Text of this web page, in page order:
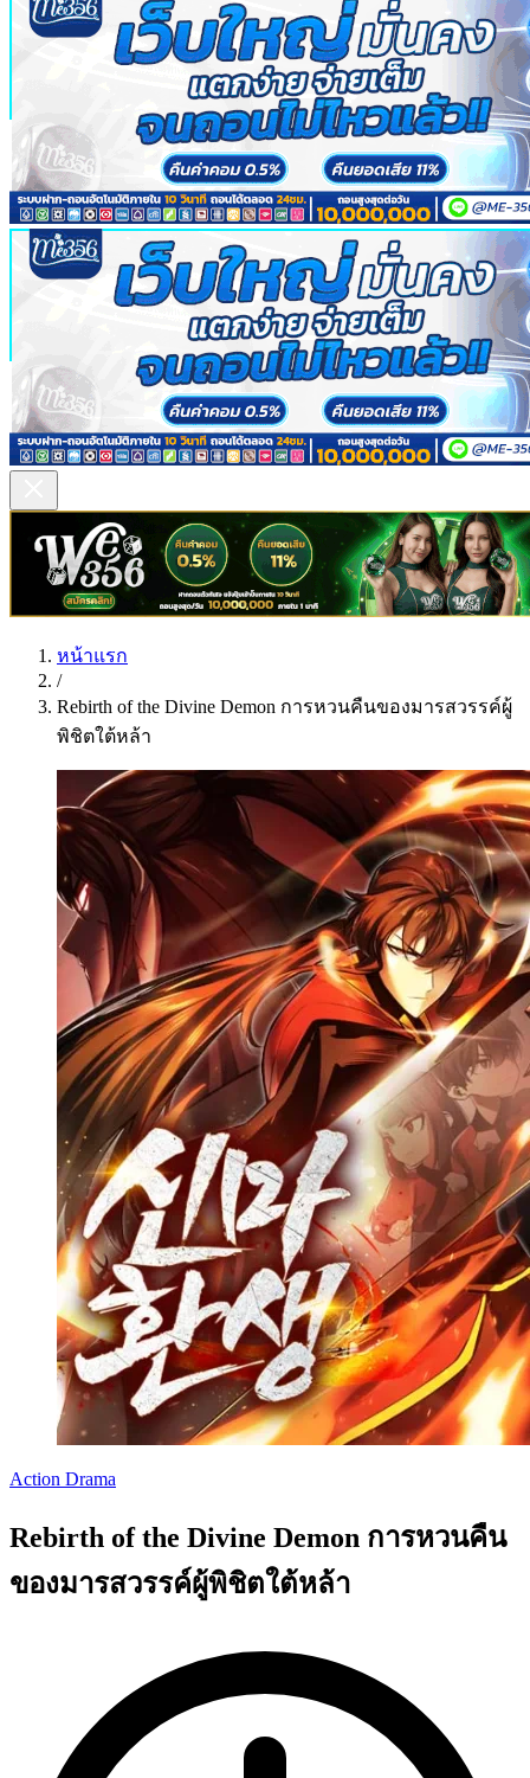
หน้าแรก
/
Rebirth of the Divine Demon การหวนคืนของมารสวรรค์ผู้
พิชิตใต้หล้า
Action Drama
Rebirth of the Divine Demon การหวนคืน
ของมารสวรรค์ผู้พิชิตใต้หล้า